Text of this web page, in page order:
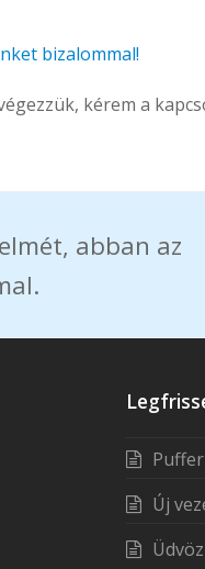
bizalommal!
kérem a
abban az
Új